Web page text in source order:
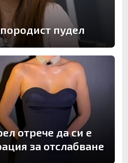
пудел
отрече да си е
за отслабване